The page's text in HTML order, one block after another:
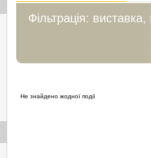
Фільтрація:
Не знайдено жодної події